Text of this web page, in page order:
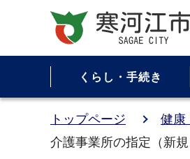
くらし・手続き
トップページ 健康
介護事業所の指定（新